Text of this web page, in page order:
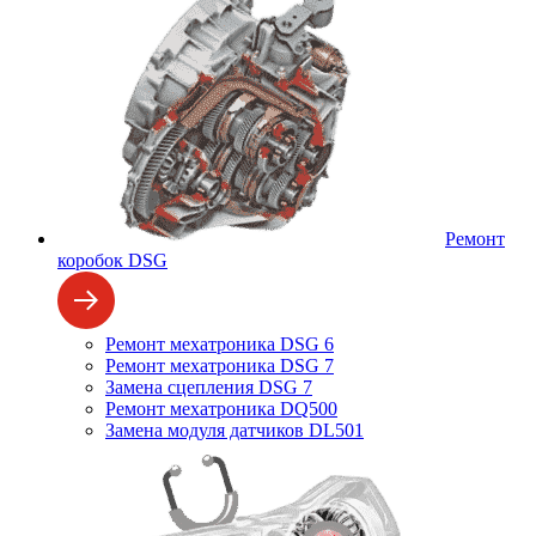
Ремонт
коробок DSG
Ремонт мехатроника DSG 6
Ремонт мехатроника DSG 7
Замена сцепления DSG 7
Ремонт мехатроника DQ500
Замена модуля датчиков DL501